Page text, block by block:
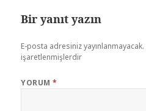
Bir yanıt yazın
E-posta adresiniz yayınlanmayacak.
işaretlenmişlerdir
YORUM*